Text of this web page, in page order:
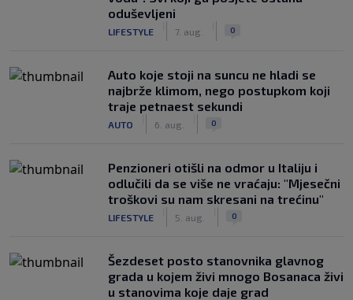
oduševljeni
LIFESTYLE 7. aug. 0
Auto koje stoji na suncu ne hladi se
najbrže klimom, nego postupkom koji
traje petnaest sekundi
AUTO 6. aug. 0
Penzioneri otišli na odmor u Italiju i
odlučili da se više ne vraćaju: "Mjesečni
troškovi su nam skresani na trećinu"
LIFESTYLE 5. aug. 0
Šezdeset posto stanovnika glavnog
grada u kojem živi mnogo Bosanaca živi
u stanovima koje daje grad